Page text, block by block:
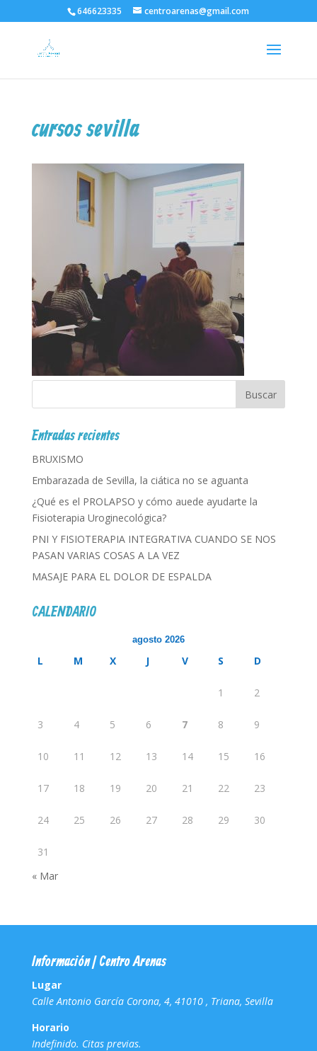
646623335 centroarenas@gmail.com
cursos sevilla
Entradas recientes
BRUXISMO
Embarazada de Sevilla, la ciática no se aguanta
¿Qué es el PROLAPSO y cómo auede ayudarte la
Fisioterapia Uroginecológica?
PNI Y FISIOTERAPIA INTEGRATIVA CUANDO SE NOS
PASAN VARIAS COSAS A LA VEZ
MASAJE PARA EL DOLOR DE ESPALDA
CALENDARIO
agosto 2026
L M X J V S D
1 2
3 4 5 6 7 8 9
10 11 12 13 14 15 16
17 18 19 20 21 22 23
24 25 26 27 28 29 30
31
« Mar
Información | Centro Arenas
Lugar
Calle Antonio García Corona, 4, 41010 , Triana, Sevilla
Horario
Indefinido. Citas previas.